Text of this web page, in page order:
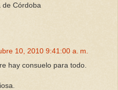
de Córdoba
10, 2010 9:41:00 a. m.
hay consuelo para todo.